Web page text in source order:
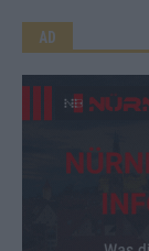
AD